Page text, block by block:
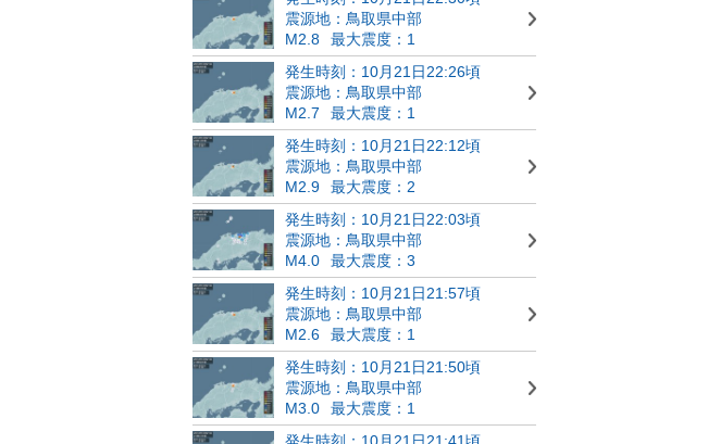
震源地：鳥取県中部
M2.8
最大震度：1
発生時刻：10月21日22:26頃
震源地：鳥取県中部
M2.7
最大震度：1
発生時刻：10月21日22:12頃
震源地：鳥取県中部
M2.9
最大震度：2
発生時刻：10月21日22:03頃
震源地：鳥取県中部
M4.0
最大震度：3
発生時刻：10月21日21:57頃
震源地：鳥取県中部
M2.6
最大震度：1
発生時刻：10月21日21:50頃
震源地：鳥取県中部
M3.0
最大震度：1
発生時刻：10月21日21:41頃